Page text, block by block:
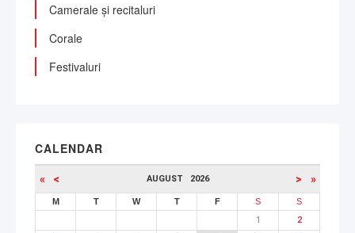
Camerale și recitaluri
Corale
Festivaluri
CALENDAR
« < AUGUST 2026 > »
M T W T F S S
1
2